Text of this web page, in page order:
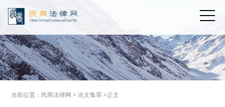
当前位置： 民商法律网 >论文集萃>正文